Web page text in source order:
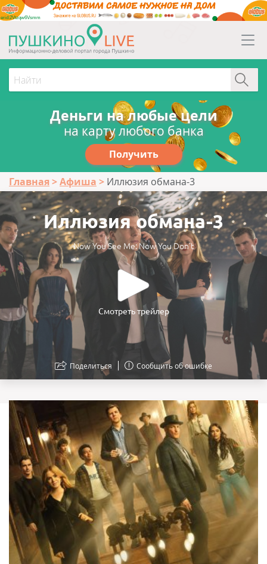
erid:2Vtzqw6Vsmm
Деньги на любые цели
на карту любого банка
Получить
Главная Афиша Иллюзия обмана-3
Иллюзия обмана-3
Now You See Me: Now You Don't
Поделиться Сообщить об ошибке
Смотреть трейлер